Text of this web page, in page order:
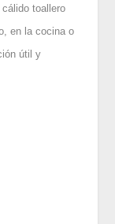
toallero
en la cocina o
útil y